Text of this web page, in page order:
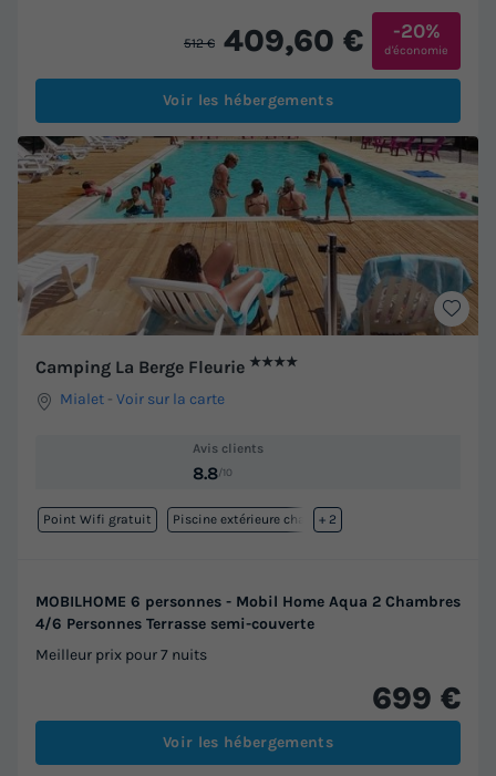
512 € 409,60 € -20%
d'économie
Voir les hébergements
Camping La Berge Fleurie ★★★★
Mialet -Voir sur la carte
Avis clients
8.8/10
Point Wifi gratuit Piscine extérieure chauffée
+ 2
MOBILHOME 6 personnes - Mobil Home Aqua 2 Chambres
4/6 Personnes Terrasse semi-couverte
Meilleur prix pour 7 nuits
699 €
Voir les hébergements